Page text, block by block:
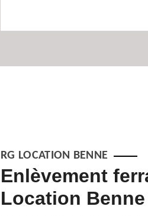
RG LOCATION BENNE
Enlèvement
Location Benne